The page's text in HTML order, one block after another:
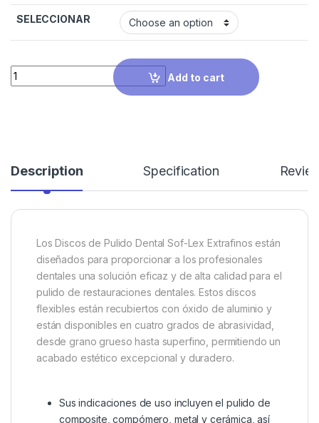
SELECCIONAR
Quantity
Add to cart
Description Specification
Los Discos de Pulido Dental Sof-Lex Extrafinos están
diseñados para proporcionar a los profesionales
dentales una solución eficaz y de alta calidad para el
pulido de restauraciones dentales. Estos discos
flexibles están recubiertos con óxido de aluminio y
están disponibles en cuatro grados de abrasividad,
desde grano grueso hasta superfino, permitiendo un
acabado estético excepcional y duradero.
Sus indicaciones de uso incluyen el pulido de
composite, compómero, metal y cerámica, así